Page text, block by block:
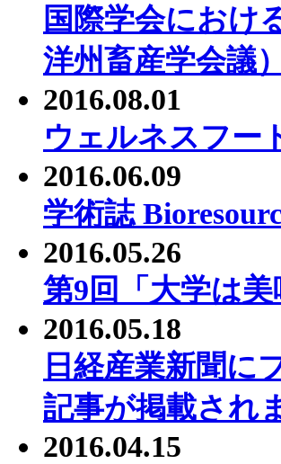
国際学会におけ
洋州畜産学会議）
2016.08.01
ウェルネスフー
2016.06.09
学術誌
2016.05.26
第9回「大学は
2016.05.18
日経産業新聞に
記事が掲載され
2016.04.15